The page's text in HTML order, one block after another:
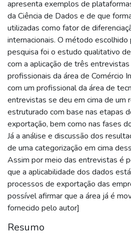
apresenta exemplos de
da Ciência de Dados e de que
utilizadas como fator de
internacionais. O método escolhido
pesquisa foi o estudo qualitativo
com a aplicação de três entrevistas
profissionais da área de Comércio
com um profissional da área de
entrevistas se deu em cima de um
estruturado com base nas etapas
exportação, bem como nas fases
Já a análise e discussão dos
de uma categorização em cima
Assim por meio das entrevistas é
que a aplicabilidade dos dados
processos de exportação das
possível afirmar que a área já é
fornecido pelo autor]
Resumo